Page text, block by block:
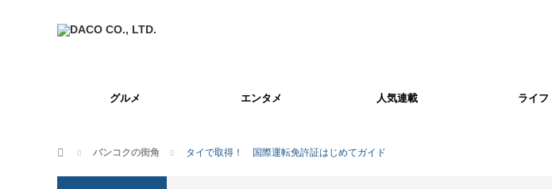
グルメ エンタメ 人気連載 ライフ
ホーム バンコクの街角 タイで取得！ 国際運転免許証はじめてガイド